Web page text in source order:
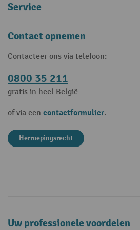
Service
Contact opnemen
Contacteer ons via telefoon:
0800 35 211
gratis in heel België
of via een contactformulier.
Herroepingsrecht
Uw professionele voordelen